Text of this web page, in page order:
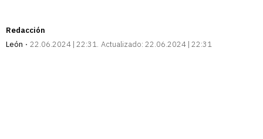
Redacción
León
22.06.2024 | 22:31 Actualizado: 22.06.2024 | 22:31